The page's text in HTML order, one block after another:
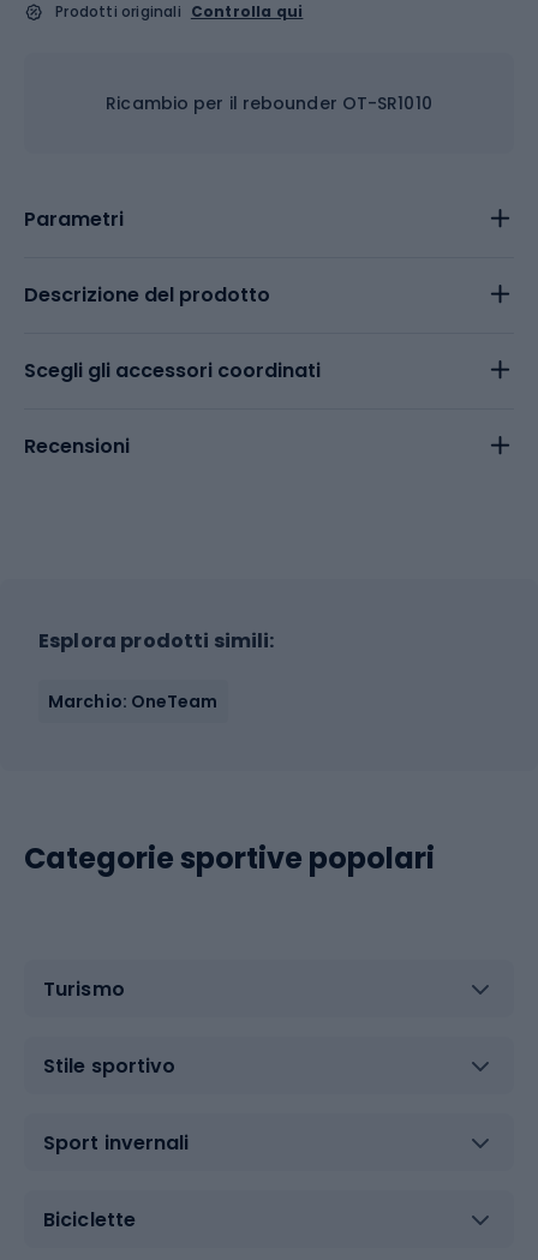
Prodotti originali Controlla qui
Ricambio per il rebounder OT-SR1010
Parametri
Descrizione del prodotto
Scegli gli accessori coordinati
Recensioni
Esplora prodotti simili:
Marchio: OneTeam
Categorie sportive popolari
Turismo
Stile sportivo
Sport invernali
Biciclette